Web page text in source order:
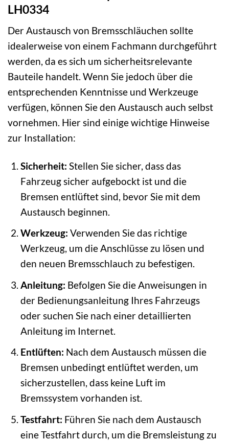
LH0334
Der Austausch von Bremsschläuchen sollte
idealerweise von einem Fachmann durchgeführt
werden, da es sich um sicherheitsrelevante
Bauteile handelt. Wenn Sie jedoch über die
entsprechenden Kenntnisse und Werkzeuge
verfügen, können Sie den Austausch auch selbst
vornehmen. Hier sind einige wichtige Hinweise
zur Installation:
Sicherheit: Stellen Sie sicher, dass das
Fahrzeug sicher aufgebockt ist und die
Bremsen entlüftet sind, bevor Sie mit dem
Austausch beginnen.
Werkzeug: Verwenden Sie das richtige
Werkzeug, um die Anschlüsse zu lösen und
den neuen Bremsschlauch zu befestigen.
Anleitung: Befolgen Sie die Anweisungen in
der Bedienungsanleitung Ihres Fahrzeugs
oder suchen Sie nach einer detaillierten
Anleitung im Internet.
Entlüften: Nach dem Austausch müssen die
Bremsen unbedingt entlüftet werden, um
sicherzustellen, dass keine Luft im
Bremssystem vorhanden ist.
Testfahrt: Führen Sie nach dem Austausch
eine Testfahrt durch, um die Bremsleistung zu